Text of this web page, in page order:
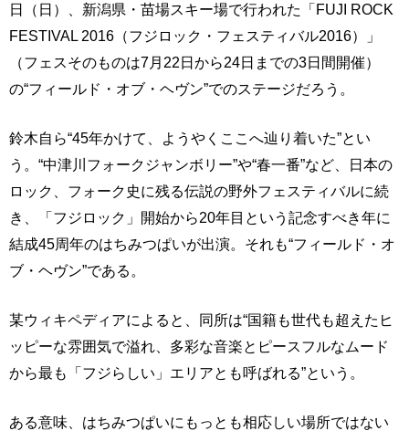
日（日）、新潟県・苗場スキー場で行われた「FUJI ROCK
FESTIVAL 2016（フジロック・フェスティバル2016）」
（フェスそのものは7月22日から24日までの3日間開催）
の“フィールド・オブ・ヘヴン”でのステージだろう。
鈴木自ら“45年かけて、ようやくここへ辿り着いた”とい
う。“中津川フォークジャンボリー”や“春一番”など、日本の
ロック、フォーク史に残る伝説の野外フェスティバルに続
き、「フジロック」開始から20年目という記念すべき年に
結成45周年のはちみつぱいが出演。それも“フィールド・オ
ブ・ヘヴン”である。
某ウィキペディアによると、同所は“国籍も世代も超えたヒ
ッピーな雰囲気で溢れ、多彩な音楽とピースフルなムード
から最も「フジらしい」エリアとも呼ばれる”という。
ある意味、はちみつぱいにもっとも相応しい場所ではない